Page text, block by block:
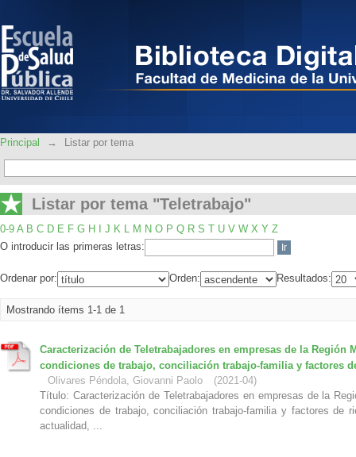
Principal → Listar por tema
Listar por tema "Teletrabajo"
0-9 A B C D E F G H J K L M N O P Q R S T U V W X Y Z
O introducir las primeras letras:
Ordenar por: Orden: Resultados:
Mostrando ítems 1-1 de 1
Caracterización de Teletrabajadores en empresas de la Región
condiciones de trabajo, conciliación trabajo-familia y factores
Olivares Péndola, Giovanni Paolo
(2021-04)
Título: Caracterización de Teletrabajadores en empresas de la
condiciones de trabajo, conciliación trabajo-familia y factores de
actualidad, ...